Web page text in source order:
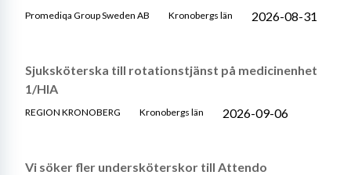
Promediqa Group Sweden AB Kronobergs län 2026-08-31
Sjuksköterska till rotationstjänst på medicinenhet
1/HIA
REGION KRONOBERG Kronobergs län 2026-09-06
Vi söker fler undersköterskor till Attendo